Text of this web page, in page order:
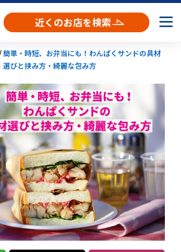
近くのお店を検索
簡単・時短、お弁当にも！わんぱくサンドの具材
選びと挟み方・綺麗な包み方